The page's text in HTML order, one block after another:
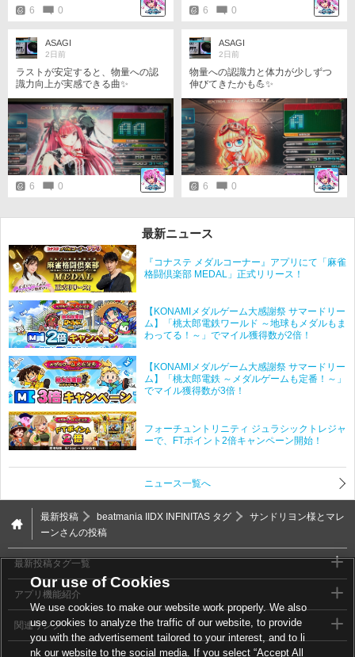
6 0 6 0
ASAGI
2日前
ラストが安定すると、物量への認
識力向上が実感できる曲✨
6 0
ASAGI
2日前
物量への認識力と体力が少しずつ
伸びてきたかも💪✨
6 0
最新ニュース
『コナステ メダルコーナー』アプリにて「麻雀
格闘倶楽部 MEDAL」正式リリース！
【KONAMIメダルゲーム大感謝祭 サマードリー
ム】「桃太郎電鉄ワールド ～地球もメダルもま
わってる！～」でマイル獲得数が2倍！
【KONAMIメダルゲーム大感謝祭 サマードリー
ム】「桃太郎電鉄 ～メダルゲームも定番！～」
でマイル獲得数が3倍！
フォーチュントリニティ ジュラシックトレジャ
ーで、FTポイント2倍キャンペーン開始！
ニュース一覧へ
最新投稿 beatmania IIDX INFINITAS タグ
サンドリヨン様とマレ
ーンさんの投稿
最新投稿タグ一覧
アプリ機能紹介
関連リンク
Our use of Cookies
We use cookies to make our website work properly. We also
use cookies to analyze the traffic of our website, to provide
you with the advertisement tailored to your interest, and to li
nk our website to the social media. If you select “Accept All